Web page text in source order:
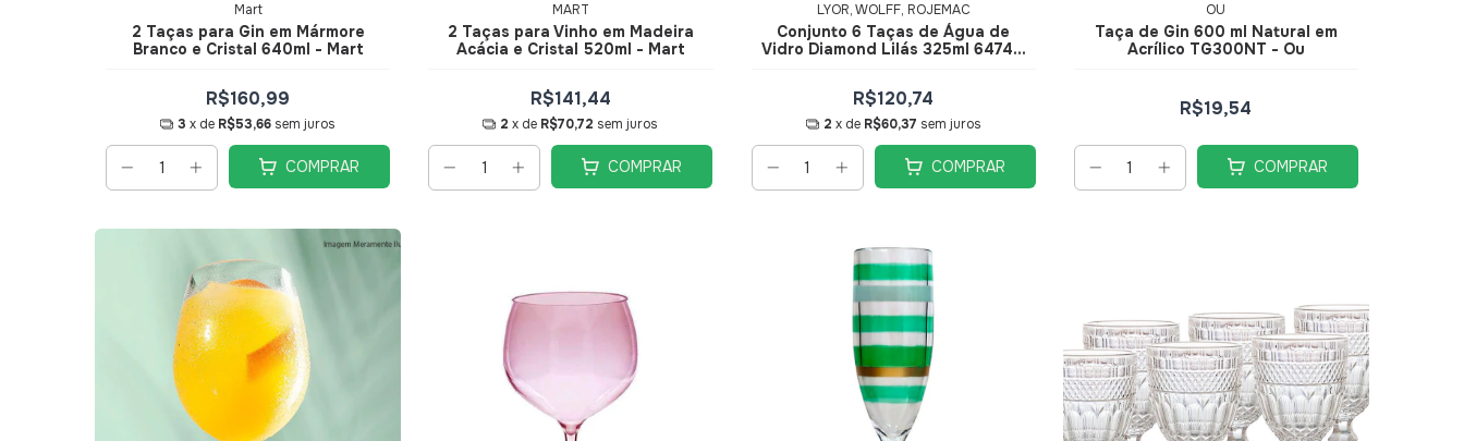
Mart
2 Taças para Gin em Mármore
Branco e Cristal 640ml - Mart
R$160,99
3 x de R$53,66 sem juros
COMPRAR
MART
2 Taças para Vinho em Madeira
Acácia e Cristal 520ml - Mart
R$141,44
2 x de R$70,72 sem juros
COMPRAR
LYOR, WOLFF, ROJEMAC
Conjunto 6 Taças de Água de
Vidro Diamond Lilás 325ml 6474 -
R$120,74
2 x de R$60,37 sem juros
COMPRAR
OU
Taça de Gin 600 ml Natural em
Acrílico TG300NT - Ou
R$19,54
COMPRAR